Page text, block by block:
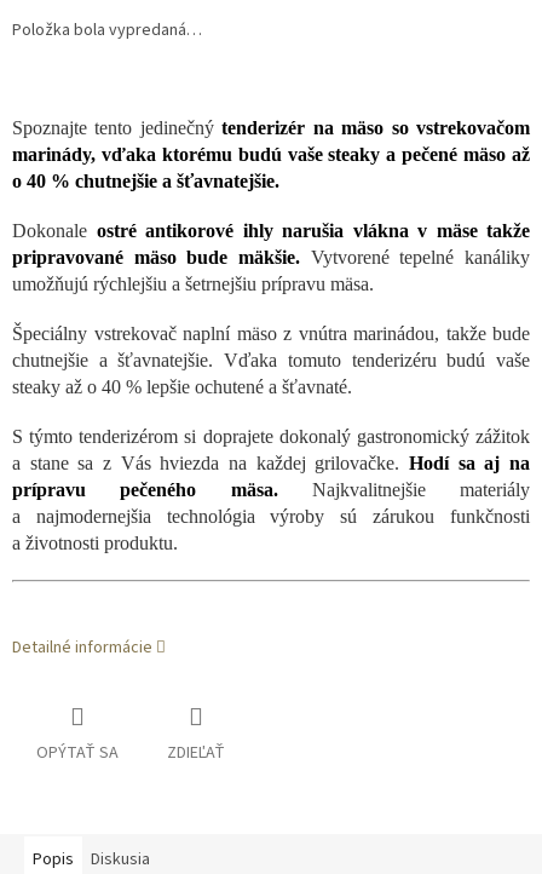
Položka bola vypredaná…
Spoznajte tento jedinečnýtenderizér na mäso so vstrekovačom
marinády, vďaka ktorému budú vaše steaky a pečené mäso až
o 40 % chutnejšie a šťavnatejšie.
Dokonale ostré antikorové ihly narušia vlákna v mäse takže
pripravované mäso bude mäkšie. Vytvorené tepelné kanáliky
umožňujú rýchlejšiu a šetrnejšiu prípravu mäsa.
Špeciálny vstrekovač naplní mäso z vnútra marinádou, takže bude
chutnejšie a šťavnatejšie. Vďaka tomuto tenderizéru budú vaše
steaky až o 40 % lepšie ochutené a šťavnaté.
S týmto tenderizérom si doprajete dokonalý gastronomický zážitok
a stane sa z Vás hviezda na každej grilovačke. Hodí sa aj na
prípravu pečeného mäsa.
Najkvalitnejšie materiály
a najmodernejšia technológia výroby sú zárukou funkčnosti
a životnosti produktu.
Detailné informácie
OPÝTAŤ SA ZDIEĽAŤ
Popis Diskusia